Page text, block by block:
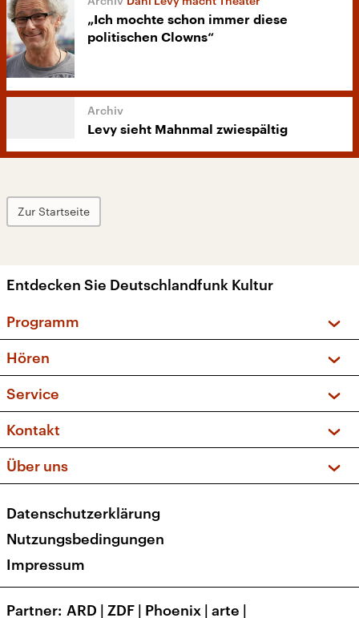
„Ich mochte schon immer diese
politischen Clowns“
Levy sieht Mahnmal zwiespältig
Zur Startseite
Entdecken Sie Deutschlandfunk Kultur
Programm
Sendungen und Podcasts
Musikliste
Kakadu – Das Kinderprogramm
Hören
Frequenzen (UKW + DAB+)
Service
FAQ
Apps
Newsletter
Veranstaltungen
Kontakt
Social Media
Über uns
Presse
Karriere
Transparenz
Datenschutzerklärung
Nutzungsbedingungen
Impressum
Partner ARD | ZDF | Phoenix | arte |